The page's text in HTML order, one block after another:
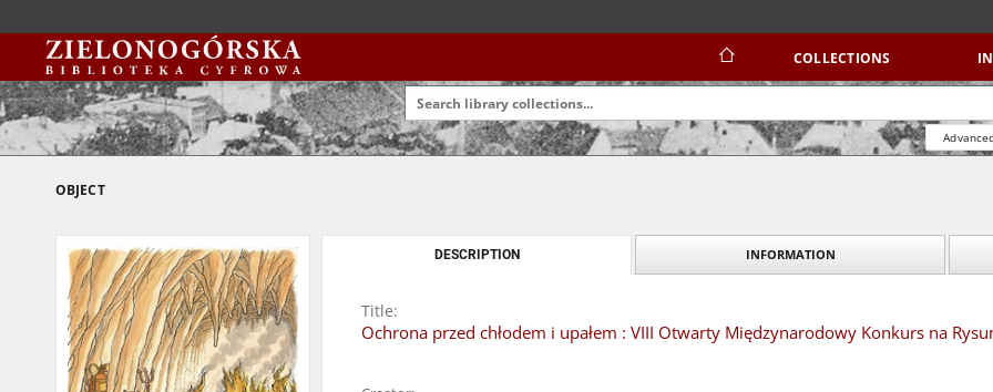
COLLECTIONS
OBJECT
DESCRIPTION INFORMATION
Title:
Ochrona przed chłodem i upałem : VIII Otwarty Międzynarodowy Konkurs na